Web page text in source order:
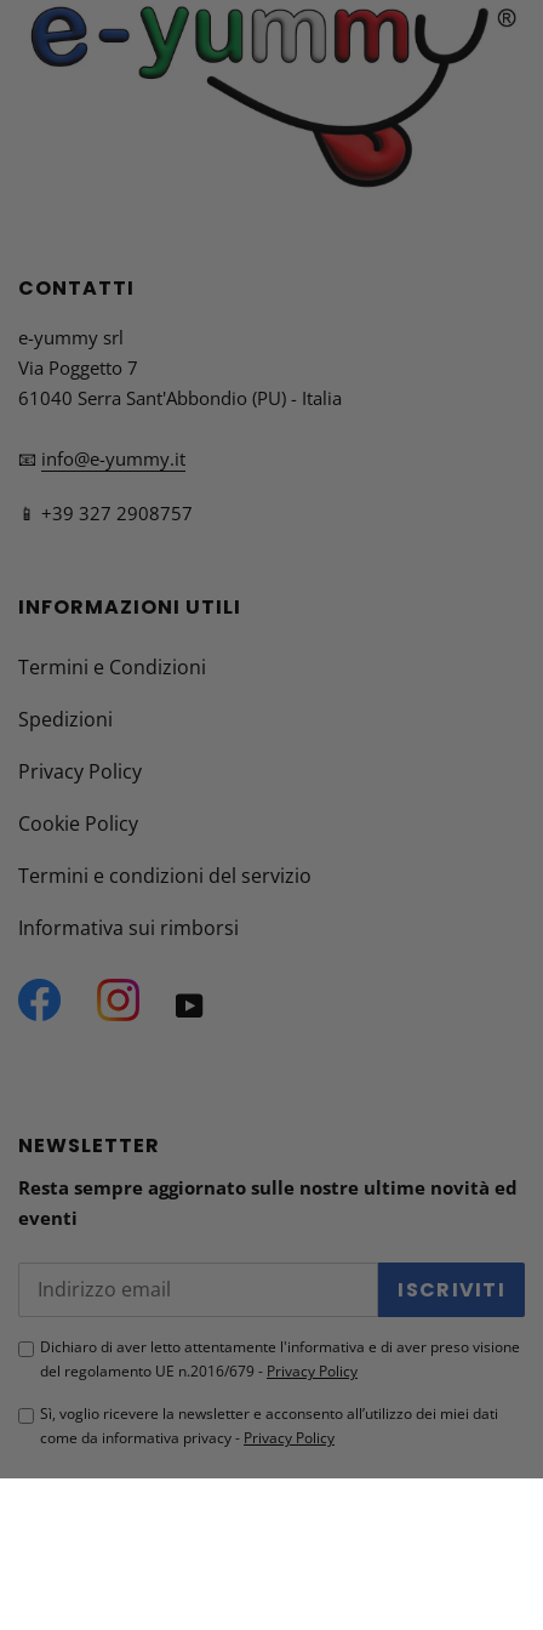
CONTATTI
e-yummy srl
Via Poggetto 7
61040 Serra Sant'Abbondio (PU) - Italia
📧 info@e-yummy.it
📱 +39 327 2908757
INFORMAZIONI UTILI
Termini e Condizioni
Spedizioni
Privacy Policy
Cookie Policy
Termini e condizioni del servizio
Informativa sui rimborsi
FacebookInstagramYouTube
NEWSLETTER
Resta sempre aggiornato sulle nostre ultime novità ed
eventi
ISCRIVITI
Dichiaro di aver letto attentamente l'informativa e di aver preso visione
del regolamento UE n.2016/679 - Privacy Policy
Sì, voglio ricevere la newsletter e acconsento all’utilizzo dei miei dati
come da informativa privacy - Privacy Policy